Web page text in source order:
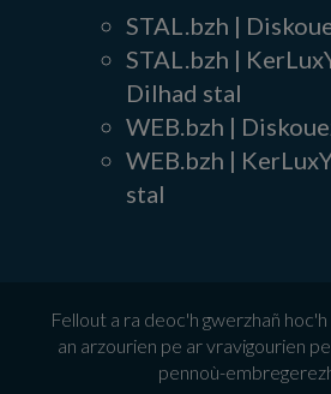
STAL.bzh |
STAL.bzh |
Dilhad stal
WEB.bzh |
WEB.bzh |
stal
Fellout a ra deoc'h gwerzhañ
an arzourien pe ar vravigourien
pennoù-